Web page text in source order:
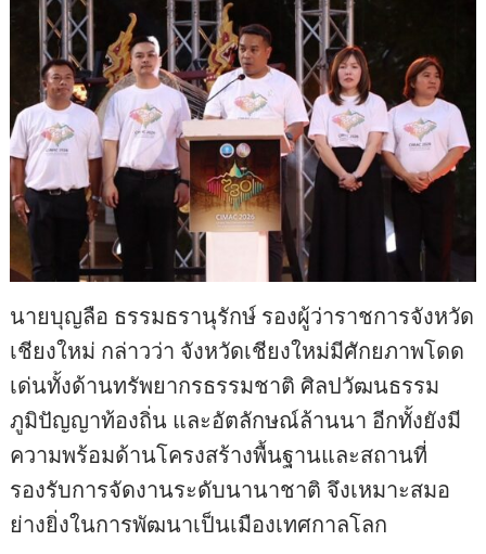
นายบุญลือ ธรรมธรานุรักษ์ รองผู้ว่าราชการจังหวัด
เชียงใหม่ กล่าวว่า จังหวัดเชียงใหม่มีศักยภาพโดด
เด่นทั้งด้านทรัพยากรธรรมชาติ ศิลปวัฒนธรรม
ภูมิปัญญาท้องถิ่น และอัตลักษณ์ล้านนา อีกทั้งยังมี
ความพร้อมด้านโครงสร้างพื้นฐานและสถานที่
รองรับการจัดงานระดับนานาชาติ จึงเหมาะสมอ
ย่างยิ่งในการพัฒนาเป็นเมืองเทศกาลโลก